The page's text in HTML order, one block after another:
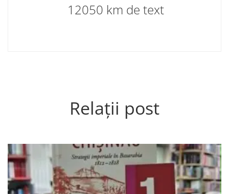
12050 km de text
Relații post